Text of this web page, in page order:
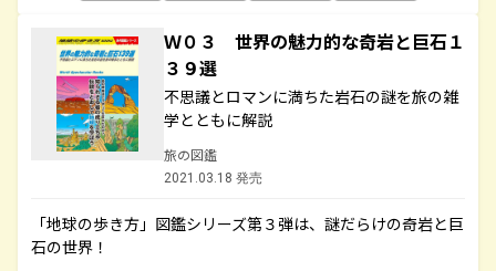
Ｗ０３ 世界の魅力的な奇岩と巨石１
３９選
不思議とロマンに満ちた岩石の謎を旅の雑
学とともに解説
旅の図鑑
2021.03.18 発売
「地球の歩き方」図鑑シリーズ第３弾は、謎だらけの奇岩と巨
石の世界！